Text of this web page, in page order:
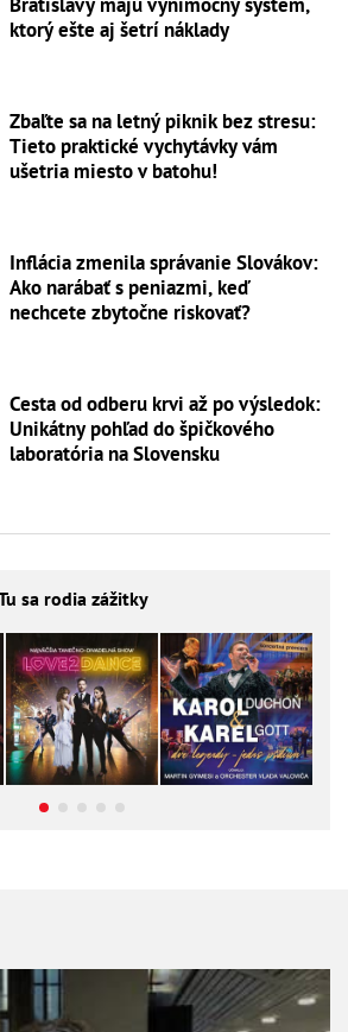
Bratislavy majú výnimočný systém,
ktorý ešte aj šetrí náklady
Zbaľte sa na letný piknik bez stresu:
Tieto praktické vychytávky vám
ušetria miesto v batohu!
Inflácia zmenila správanie Slovákov:
Ako narábať s peniazmi, keď
nechcete zbytočne riskovať?
Cesta od odberu krvi až po výsledok:
Unikátny pohľad do špičkového
laboratória na Slovensku
sa rodia zážitky